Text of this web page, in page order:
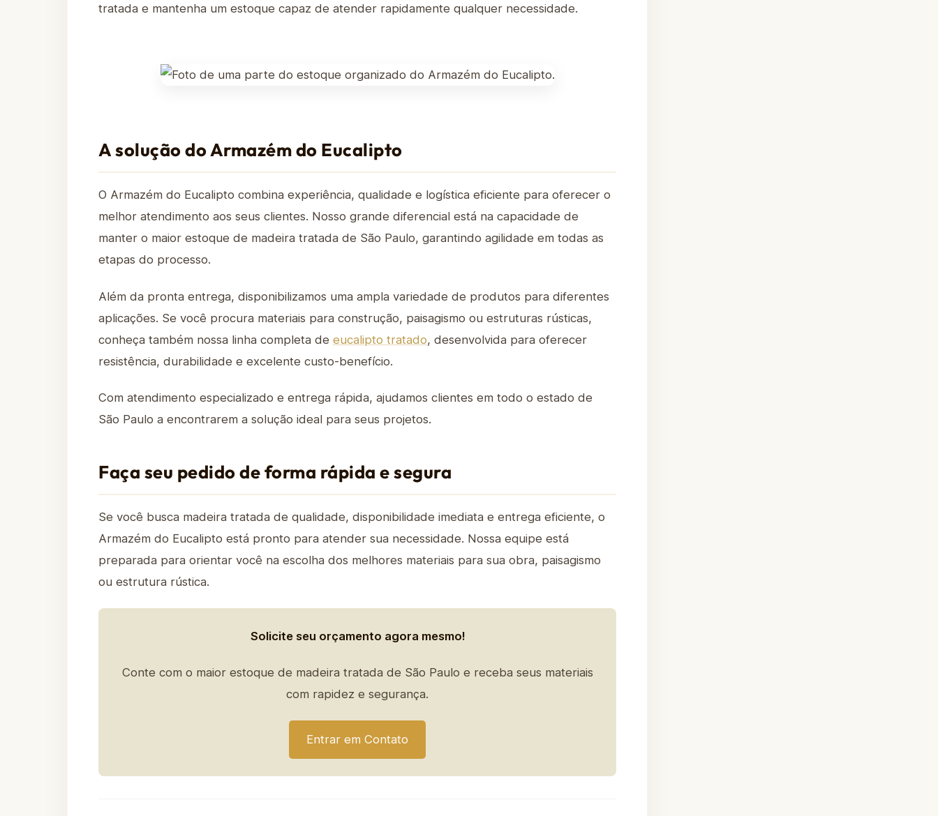
tratada e mantenha um estoque capaz de atender rapidamente qualquer necessidade.
A solução do Armazém do Eucalipto
O Armazém do Eucalipto combina experiência, qualidade e logística eficiente para oferecer o
melhor atendimento aos seus clientes. Nosso grande diferencial está na capacidade de
manter o maior estoque de madeira tratada de São Paulo, garantindo agilidade em todas as
etapas do processo.
Além da pronta entrega, disponibilizamos uma ampla variedade de produtos para diferentes
aplicações. Se você procura materiais para construção, paisagismo ou estruturas rústicas,
conheça também nossa linha completa de eucalipto tratado, desenvolvida para oferecer
resistência, durabilidade e excelente custo-benefício.
Com atendimento especializado e entrega rápida, ajudamos clientes em todo o estado de
São Paulo a encontrarem a solução ideal para seus projetos.
Faça seu pedido de forma rápida e segura
Se você busca madeira tratada de qualidade, disponibilidade imediata e entrega eficiente, o
Armazém do Eucalipto está pronto para atender sua necessidade. Nossa equipe está
preparada para orientar você na escolha dos melhores materiais para sua obra, paisagismo
ou estrutura rústica.
Solicite seu orçamento agora mesmo!
Conte com o maior estoque de madeira tratada de São Paulo e receba seus materiais
com rapidez e segurança.
Entrar em Contato